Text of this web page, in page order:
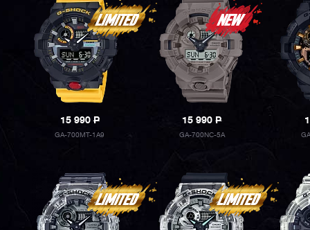
15 990P
GA-700MT-1A9
15 990P
GA-700NC-5A